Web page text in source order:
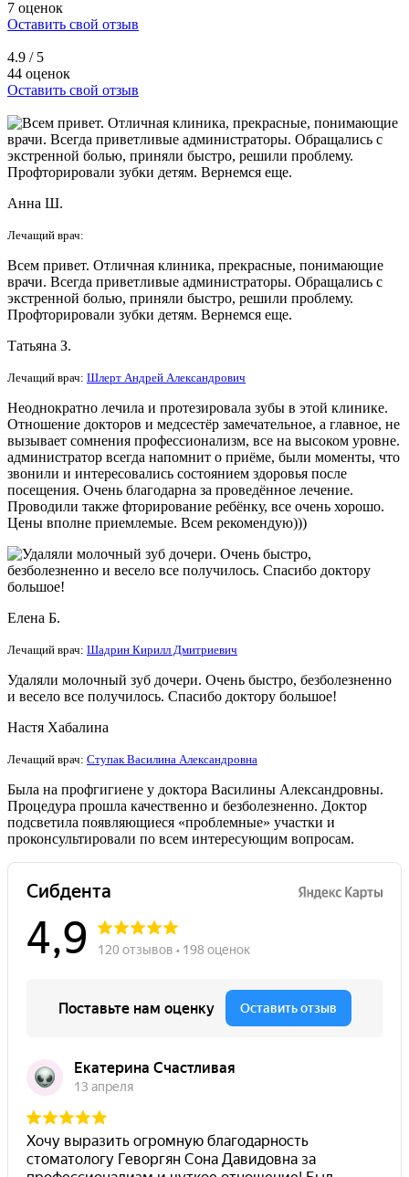
7 оценок
Оставить свой отзыв
4.9 / 5
44 оценок
Оставить свой отзыв
Анна Ш.
Лечащий врач:
Всем привет. Отличная клиника, прекрасные, понимающие
врачи. Всегда приветливые администраторы. Обращались с
экстренной болью, приняли быстро, решили проблему.
Профторировали зубки детям. Вернемся еще.
Татьяна З.
Лечащий врач: Шлерт Андрей Александрович
Неоднократно лечила и протезировала зубы в этой клинике.
Отношение докторов и медсестёр замечательное, а главное, не
вызывает сомнения профессионализм, все на высоком уровне.
администратор всегда напомнит о приёме, были моменты, что
звонили и интересовались состоянием здоровья после
посещения. Очень благодарна за проведённое лечение.
Проводили также фторирование ребёнку, все очень хорошо.
Цены вполне приемлемые. Всем рекомендую)))
Елена Б.
Лечащий врач: Шадрин Кирилл Дмитриевич
Удаляли молочный зуб дочери. Очень быстро, безболезненно
и весело все получилось. Спасибо доктору большое!
Настя Хабалина
Лечащий врач: Ступак Василина Александровна
Была на профгигиене у доктора Василины Александровны.
Процедура прошла качественно и безболезненно. Доктор
подсветила появляющиеся «проблемные» участки и
проконсультировали по всем интересующим вопросам.